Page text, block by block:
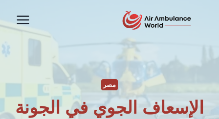
مصر
الإسعاف الجوي في الجونة